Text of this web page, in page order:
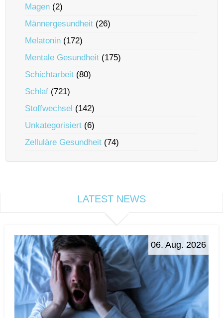
Magen (2)
Männergesundheit (26)
Melatonin (172)
Mentale Gesundheit (175)
Schichtarbeit (80)
Schlaf (721)
Stoffwechsel (142)
Unkategorisiert (6)
Zelluläre Gesundheit (74)
LATEST NEWS
06. Aug. 2026